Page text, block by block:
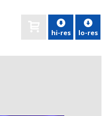
hi-res lo-res